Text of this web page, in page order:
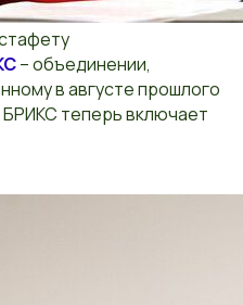
– объединении,
в августе прошлого
теперь включает